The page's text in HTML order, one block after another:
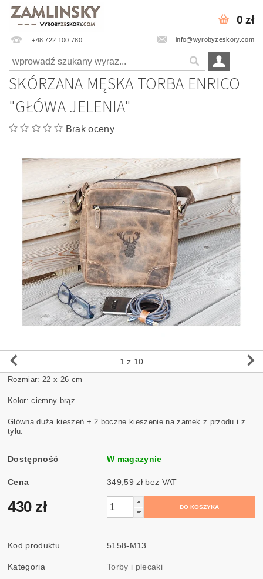
+48 722 100 780 info@wyrobyzeskory.com
0 zł
SKÓRZANA MĘSKA TORBA ENRICO
"GŁÓWA JELENIA"
Brak oceny
1 z 10
Rozmiar: 22 x 26 cm
Kolor: ciemny brąz
Główna duża kieszeń + 2 boczne kieszenie na zamek z przodu i z
tyłu.
Dostępność W magazynie
Cena 349,59 zł bez VAT
430 zł
Kod produktu 5158-M13
Kategoria Torby i plecaki